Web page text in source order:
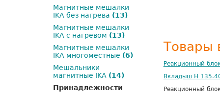
Товары
Реакционный
Вкладыш H
Реакционный
Магнитные мешалки
IKA без нагрева (13)
Магнитные мешалки
IKA с нагревом (13)
Магнитные мешалки
IKA многоместные (6)
Мешальники
магнитные IKA (14)
Принадлежности